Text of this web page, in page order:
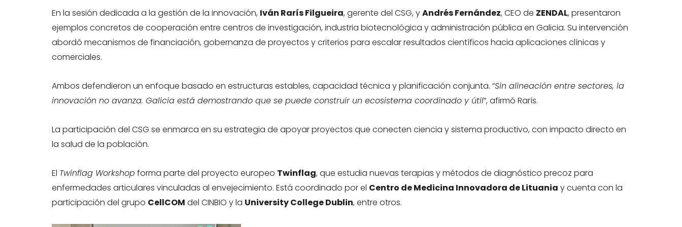
En la sesión dedicada a la gestión de la innovación, Iván Rarís Filgueira, gerente del CSG, yAndrés Fernández, CEO de ZENDAL, presentaron
ejemplos concretos de cooperación entre centros de investigación, industria biotecnológica y administración pública en Galicia. Su intervención
abordó mecanismos de financiación, gobernanza de proyectos y criterios para escalar resultados científicos hacia aplicaciones clínicas y
comerciales.
Ambos defendieron un enfoque basado en estructuras estables, capacidad técnica y planificación conjunta. “Sin alineación entre sectores, la
innovación no avanza. Galicia está demostrando que se puede construir un ecosistema coordinado y útil”, afirmó Rarís.
La participación del CSG se enmarca en su estrategia de apoyar proyectos que conecten ciencia y sistema productivo, con impacto directo en
la salud de la población.
El Twinflag Workshop forma parte del proyecto europeo Twinflag, que estudia nuevas terapias y métodos de diagnóstico precoz para
enfermedades articulares vinculadas al envejecimiento. Está coordinado por el Centro de Medicina Innovadora de Lituania y cuenta con la
participación del grupo CellCOM del CINBIO y la University College Dublin, entre otros.